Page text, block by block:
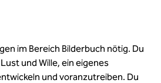
im Bereich Bilderbuch nötig. Du
und Wille, ein eigenes
und voranzutreiben. Du